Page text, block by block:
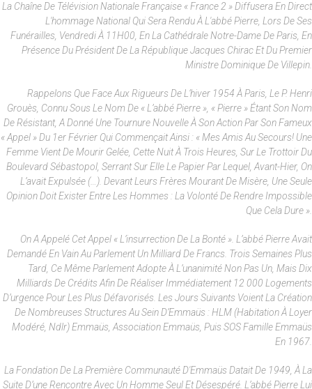
La Chaîne De Télévision Nationale Française « France 2 » Diffusera En Direct
L'hommage National Qui Sera Rendu À L'abbé Pierre, Lors De Ses
Funérailles, Vendredi À 11H00, En La Cathédrale Notre-Dame De Paris, En
Présence Du Président De La République Jacques Chirac Et Du Premier
Ministre Dominique De Villepin.
Rappelons Que Face Aux Rigueurs De L’hiver 1954 À Paris, Le P. Henri
Grouès, Connu Sous Le Nom De « L’abbé Pierre », « Pierre » Étant Son Nom
De Résistant, A Donné Une Tournure Nouvelle À Son Action Par Son Fameux
« Appel » Du 1er Février Qui Commençait Ainsi : « Mes Amis Au Secours! Une
Femme Vient De Mourir Gelée, Cette Nuit À Trois Heures, Sur Le Trottoir Du
Boulevard Sébastopol, Serrant Sur Elle Le Papier Par Lequel, Avant-Hier, On
L’avait Expulsée (…). Devant Leurs Frères Mourant De Misère, Une Seule
Opinion Doit Exister Entre Les Hommes : La Volonté De Rendre Impossible
Que Cela Dure ».
On A Appelé Cet Appel « L’insurrection De La Bonté ». L’abbé Pierre Avait
Demandé En Vain Au Parlement Un Milliard De Francs. Trois Semaines Plus
Tard, Ce Même Parlement Adopte À L’unanimité Non Pas Un, Mais Dix
Milliards De Crédits Afin De Réaliser Immédiatement 12 000 Logements
D’urgence Pour Les Plus Défavorisés. Les Jours Suivants Voient La Création
De Nombreuses Structures Au Sein D’Emmaüs : HLM (Habitation À Loyer
Modéré, Ndlr) Emmaüs, Association Emmaüs, Puis SOS Famille Emmaüs
En 1967.
La Fondation De La Première Communauté D'Emmaüs Datait De 1949, À La
Suite D’une Rencontre Avec Un Homme Seul Et Désespéré. L’abbé Pierre Lui